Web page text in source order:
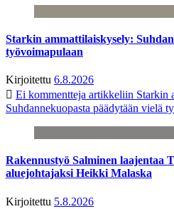
Starkin ammattilaiskysely:
työvoimapulaan
Kirjoitettu 6.8.2026
Ei kommentteja artikkeliin Starkin
Suhdannekuopasta päädytään vielä
Rakennustyö Salminen laajentaa
aluejohtajaksi Heikki Malaska
Kirjoitettu 5.8.2026